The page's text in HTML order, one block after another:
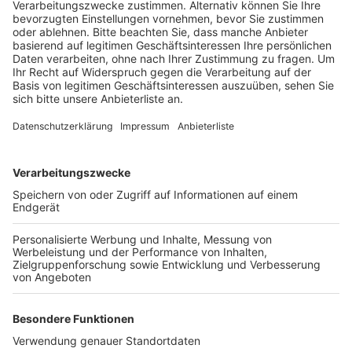
Veröffentlicht:Dienstag, 04.04.2023 16:45
Anzeige
Vor Ort entdeckten die Beamten den verdächtigen
reagierte auch nicht, als die Polizisten Martinshorn und
Blaulicht einschalteten. Erst auf dem Militärring gelang
es den Beamten den Wagen der Frau zu stoppen.
Allerdings weigerte sich die 49-jährige zunächst, ihr
Auto zu verlassen – gab dann aber schließlich doch
auf. Ihr wurde anschließend der Führerschein und auch
noch eine Blutprobe abgenommen.
Anzeige